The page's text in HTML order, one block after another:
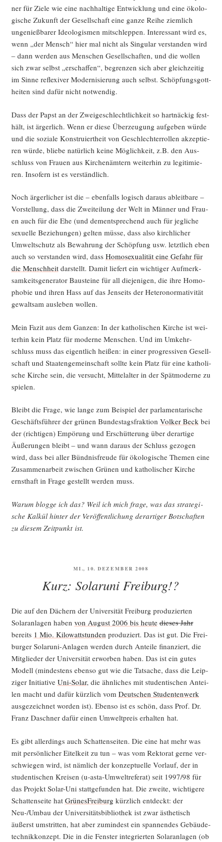
ner für Zie­le wie eine nach­hal­ti­ge Ent­wick­lung und eine öko­lo­
gi­sche Zukunft der Gesell­schaft eine gan­ze Rei­he ziem­lich
unge­nieß­ba­rer Ideo­lo­gis­men mit­schlep­pen. Inter­es­sant wird es,
wenn „der Mensch“ hier mal nicht als Sin­gu­lar ver­stan­den wird
– dann wer­den aus Men­schen Gesell­schaf­ten, und die wol­len
sich zwar selbst „erschaf­fen“, begren­zen sich aber gleich­zei­tig
im Sin­ne refle­xi­ver Moder­ni­sie­rung auch selbst. Schöp­fungs­gott­
hei­ten sind dafür nicht notwendig.
Dass der Papst an der Zwei­ge­schlecht­lich­keit so hart­nä­ckig fest­
hält, ist ärger­lich. Wenn er die­se Über­zeu­gung auf­ge­ben wür­de
und die sozia­le Kon­stru­iert­heit von Geschlech­ter­rol­len akzep­tie­
ren wür­de, blie­be natür­lich kei­ne Mög­lich­keit, z.B. den Aus­
schluss von Frau­en aus Kir­chen­äm­tern wei­ter­hin zu legi­ti­mie­
ren. Inso­fern ist es verständlich.
Noch ärger­li­cher ist die – eben­falls logisch dar­aus ableit­ba­re –
Vor­stel­lung, dass die Zwei­tei­lung der Welt in Män­ner und Frau­
en auch für die Ehe (und dem­entspre­chend auch für jeg­li­che
sexu­el­le Bezie­hun­gen) gel­ten müs­se, dass also kirch­li­cher
Umwelt­schutz als Bewah­rung der Schöp­fung usw. letzt­lich eben
auch so ver­stan­den wird, dass Homo­se­xua­li­tät eine Gefahr für
die Mensch­heitdar­stellt. Damit lie­fert ein wich­ti­ger Auf­merk­
sam­keits­ge­ne­ra­tor Bau­stei­ne für all die­je­ni­gen, die ihre Homo­
pho­bie und ihren Hass auf das Jen­seits der Hete­ro­nor­ma­ti­vi­tät
gewalt­sam aus­le­ben wollen.
Mein Fazit aus dem Gan­zen: In der katho­li­schen Kir­che ist wei­
ter­hin kein Platz für moder­ne Men­schen. Und im Umkehr­
schluss muss das eigent­lich hei­ßen: in einer pro­gres­si­ven Gesell­
schaft und Staa­ten­ge­mein­schaft soll­te kein Platz für eine katho­li­
sche Kir­che sein, die ver­sucht, Mit­tel­al­ter in der Spät­mo­der­ne zu
spielen.
Bleibt die Fra­ge, wie lan­ge zum Bei­spiel der par­la­men­ta­ri­sche
Geschäfts­füh­rer der grü­nen Bun­des­tags­frak­ti­on Vol­ker Beckbei
der (rich­ti­gen) Empö­rung und Erschüt­te­rung über der­ar­ti­ge
Äuße­run­gen bleibt – und wann dar­aus der Schluss gezo­gen
wird, dass bei aller Bünd­nis­freu­de für öko­lo­gi­sche The­men eine
Zusam­men­ar­beit zwi­schen Grü­nen und katho­li­scher Kir­che
ernst­haft in Fra­ge gestellt wer­den muss.
War­um blog­ge ich das? Weil ich mich fra­ge, was das stra­te­gi­
sche Kal­kül hin­ter der Ver­öf­fent­li­chung der­ar­ti­ger Bot­schaf­ten
zu die­sem Zeit­punkt ist.
VERÖFFENTLICHT
MI., 10. DEZEMBER 2008
Kurz: Solaruni Freiburg!?
Die auf den Dächern der Uni­ver­si­tät Frei­burg pro­du­zier­ten
Solar­an­la­gen haben von August 2006 bis heu­te die­ses Jahr
bereits 1 Mio. Kilo­watt­stun­den pro­du­ziert. Das ist gut. Die Frei­
bur­ger Solar­uni-Anla­gen wer­den durch Antei­le finan­ziert, die
Mit­glie­der der Uni­ver­si­tät erwor­ben haben. Das ist ein gutes
Modell (min­des­tens eben­so gut wie die Tat­sa­che, dass die Leip­
zi­ger Initia­ti­ve Uni-Solar, die ähn­li­ches mit stu­den­ti­schen Antei­
len macht und dafür kürz­lich vom Deut­schen Stu­den­ten­werk
aus­ge­zeich­net wor­den ist). Eben­so ist es schön, dass Prof. Dr.
Franz Dasch­ner dafür einen Umwelt­preis erhal­ten hat.
Es gibt aller­dings auch Schat­ten­sei­ten. Die eine hat mehr was
mit per­sön­li­cher Eitel­keit zu tun – was vom Rek­to­rat ger­ne ver­
schwie­gen wird, ist näm­lich der kon­zep­tu­el­le Vor­lauf, der in
stu­den­ti­schen Krei­sen (u‑as­ta-Umwelt­re­fe­rat) seit 1997/98 für
das Pro­jekt Solar-Uni statt­ge­fun­den hat. Die zwei­te, wich­ti­ge­re
Schat­ten­sei­te hat Grü­nes­Frei­burg kürz­lich ent­deckt: der
Neu-/Um­bau der Uni­ver­si­täts­bi­blio­thek ist zwar ästhe­tisch
äußerst umstrit­ten, hat aber zumin­dest ein span­nen­des Gebäu­de­
tech­nik­kon­zept. Die in die Fens­ter inte­grier­ten Solar­an­la­gen (ob